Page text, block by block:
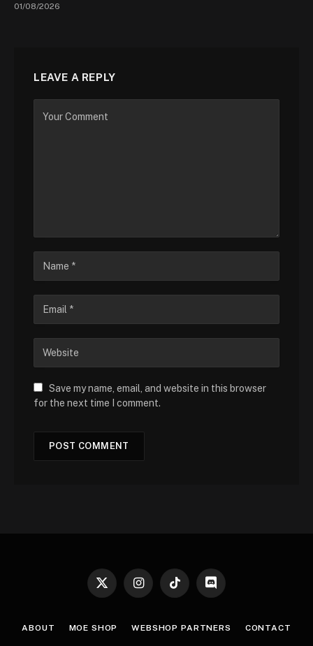
01/08/2026
LEAVE A REPLY
Save my name, email, and website in this browser
for the next time I comment.
X
InstagramTikTok Discord
ABOUT MOE SHOP WEBSHOP PARTNERS CONTACT